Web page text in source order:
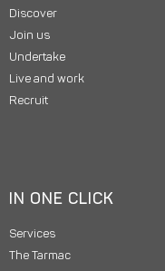
Discover
Join us
Undertake
Live and work
Recruit
IN ONE CLICK
Services
The Tarmac